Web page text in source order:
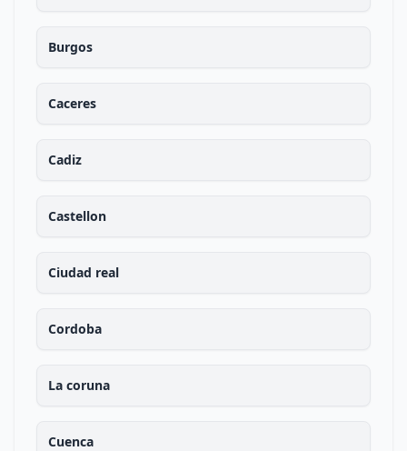
Burgos
Caceres
Cadiz
Castellon
Ciudad real
Cordoba
La coruna
Cuenca